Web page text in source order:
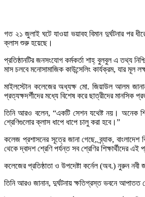
গত ২১ জুলাই ঘটে যাওয়া ভয়াবহ বিমান দুর্ঘটনার পর
ক্লাস শুরু হয়েছে।
প্রতিষ্ঠানটির জনসংযোগ কর্মকর্তা শাহ্‌ বুলবুল এ তথ্য
মাস চলবে মনোসামাজিক কাউন্সেলিং কার্যক্রম, যার মূল
মাইলস্টোন কলেজের অধ্যক্ষ মো. জিয়াউল আলম জানান,
প্রত্যক্ষদর্শীদের মধ্যে বিশেষ করে ছাত্রীদের
তিনি আরও বলেন, “একটি সেশন যথেষ্ট নয়। অনেক
শ্রেণিগুলোর ক্লাস ধাপে ধাপে চালু করা হবে।”
কলেজ প্রশাসনের সূত্রে জানা গেছে, ব্র্যাক,
থেকে দ্বাদশ শ্রেণি পর্যন্ত সব শ্রেণির শিক্ষার্থীদের
কলেজের প্রতিষ্ঠাতা ও উপদেষ্টা কর্নেল (অব.) নুরুন নবী
তিনি আরও জানান, দুর্ঘটনায় ক্ষতিগ্রস্ত ভবনে আপাতত